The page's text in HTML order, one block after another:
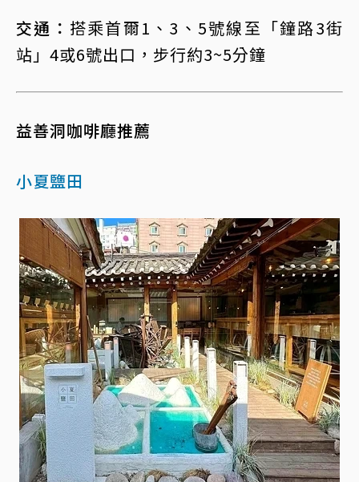
交通： 搭乘首爾1、3、5號線至「鐘路3街
站」4或6號出口，步行約3~5分鐘
益善洞咖啡廳推薦
小夏鹽田